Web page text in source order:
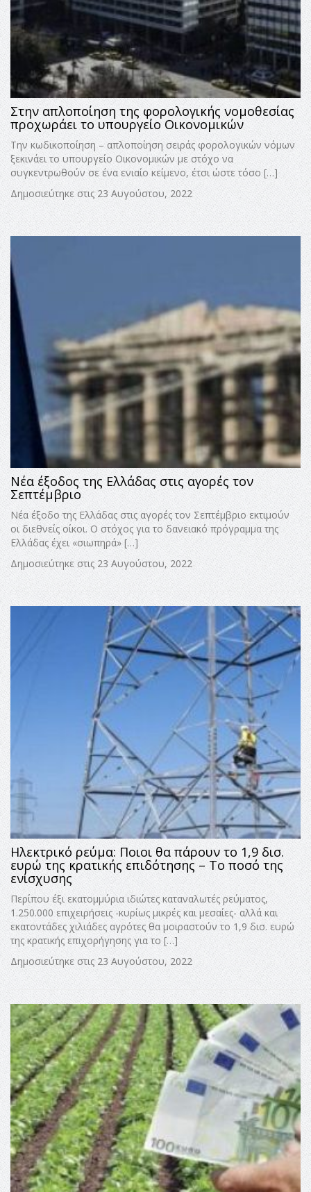
Στην απλοποίηση της φορολογικής νομοθεσίας
προχωράει το υπουργείο Οικονομικών
Tην κωδικοποίηση – απλοποίηση σειράς φορολογικών νόμων
ξεκινάει το υπουργείο Οικονομικών με στόχο να
συγκεντρωθούν σε ένα ενιαίο κείμενο, έτσι ώστε τόσο […]
Δημοσιεύτηκε στις 23 Αυγούστου, 2022
Νέα έξοδος της Ελλάδας στις αγορές τον
Σεπτέμβριο
Νέα έξοδο της Ελλάδας στις αγορές τον Σεπτέμβριο εκτιμούν
οι διεθνείς οίκοι. Ο στόχος για το δανειακό πρόγραμμα της
Ελλάδας έχει «σιωπηρά» […]
Δημοσιεύτηκε στις 23 Αυγούστου, 2022
Ηλεκτρικό ρεύμα: Ποιοι θα πάρουν το 1,9 δισ.
ευρώ της κρατικής επιδότησης – Το ποσό της
ενίσχυσης
Περίπου έξι εκατομμύρια ιδιώτες καταναλωτές ρεύματος,
1.250.000 επιχειρήσεις -κυρίως μικρές και μεσαίες- αλλά και
εκατοντάδες χιλιάδες αγρότες θα μοιραστούν το 1,9 δισ. ευρώ
της κρατικής επιχορήγησης για το […]
Δημοσιεύτηκε στις 23 Αυγούστου, 2022